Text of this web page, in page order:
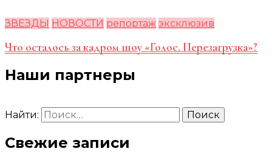
ЗВЕЗДЫ НОВОСТИ репортаж эксклюзив
Что осталось за кадром шоу «Голос. Перезагрузка»?
Наши партнеры
Найти:
Свежие записи